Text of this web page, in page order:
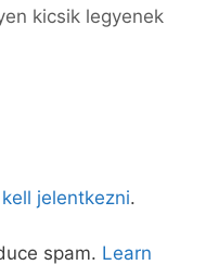
kicsik legyenek
jelentkezni.
spam. Learn